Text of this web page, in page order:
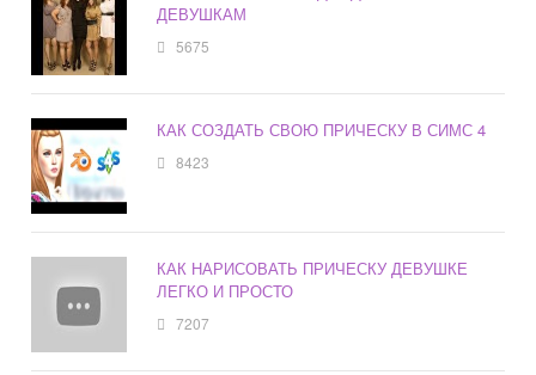
ДЕВУШКАМ
5675
КАК СОЗДАТЬ СВОЮ ПРИЧЕСКУ В СИМС 4
8423
КАК НАРИСОВАТЬ ПРИЧЕСКУ ДЕВУШКЕ
ЛЕГКО И ПРОСТО
7207